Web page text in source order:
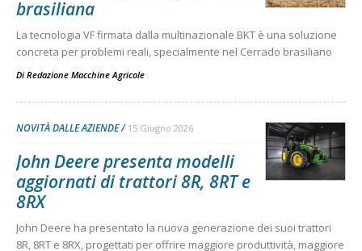
brasiliana
La tecnologia VF firmata dalla multinazionale BKT è una soluzione
concreta per problemi reali, specialmente nel Cerrado brasiliano
Di Redazione Macchine Agricole
NOVITÀ DALLE AZIENDE 15 Giugno 2026
John Deere presenta modelli
aggiornati di trattori 8R, 8RT e
8RX
John Deere ha presentato la nuova generazione dei suoi trattori
8R, 8RT e 8RX, progettati per offrire maggiore produttività, maggiore